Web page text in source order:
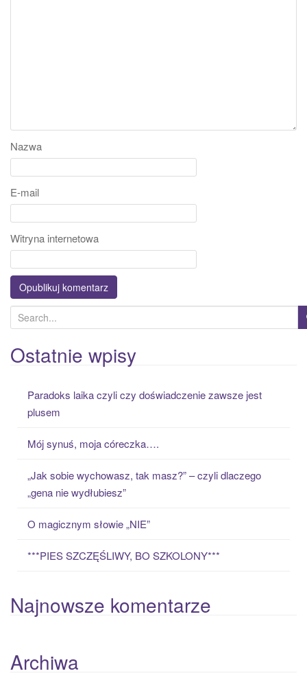
Nazwa
E-mail
Witryna internetowa
e
a
r
Ostatnie wpisy
Paradoks laika czyli czy doświadczenie zawsze jest
plusem
Mój synuś, moja córeczka….
„Jak sobie wychowasz, tak masz?” – czyli dlaczego
„gena nie wydłubiesz”
O magicznym słowie „NIE”
***PIES SZCZĘŚLIWY, BO SZKOLONY***
Najnowsze komentarze
Archiwa